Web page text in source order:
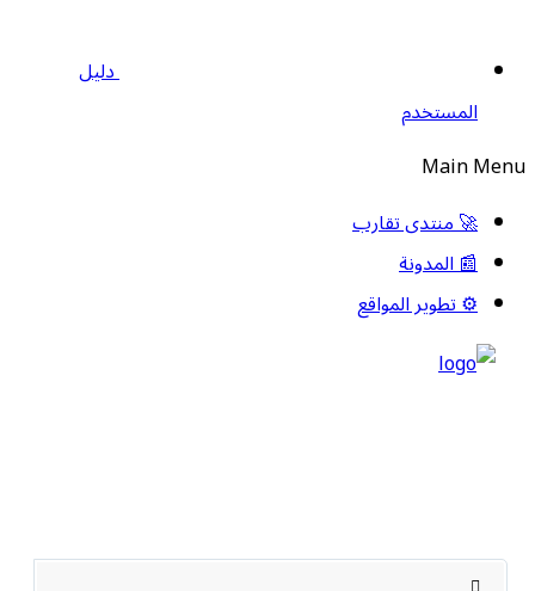
دليل
المستخدم
Main Menu
🚀 منتدى تقارب
📰 المدونة
⚙️ تطوير المواقع